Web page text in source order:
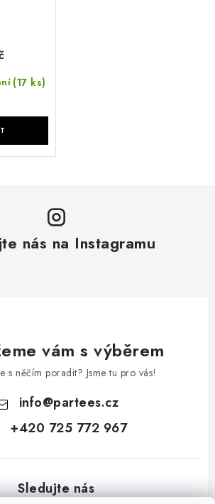
(17 ks)
nás na Instagramu
vám s výběrem
s něčím poradit? Jsme tu pro vás!
info@partees.cz
+420 725 772 967